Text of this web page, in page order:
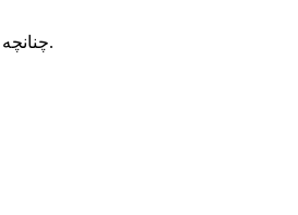
با شرکت سرورپارس تماس حاصل نمایید.